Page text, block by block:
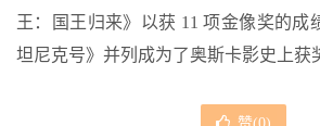
王：国王归来》以获 11 项金像奖的成
坦尼克号》并列成为了奥斯卡影史上获